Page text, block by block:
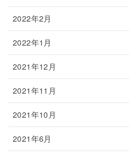
2022年2月
2022年1月
2021年12月
2021年11月
2021年10月
2021年6月